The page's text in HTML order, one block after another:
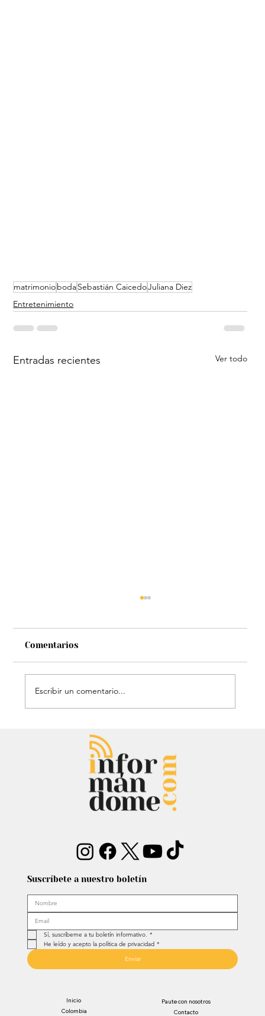
matrimoniobodaSebastián CaicedoJuliana Diez
Entretenimiento
Entradas recientes Ver todo
Chayanne se animó a trend viral y
dejó mensaje: “Antes de ser tu
Comentarios
Escribir un comentario...
Suscríbete a nuestro boletín
Sí, suscríbeme a tu boletín informativo. *
He leído y acepto la política de privacidad *
Enviar
Inicio
Colombia
Paute con nosotros
Contacto